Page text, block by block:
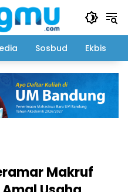
Sosbud Ekbis
Makruf